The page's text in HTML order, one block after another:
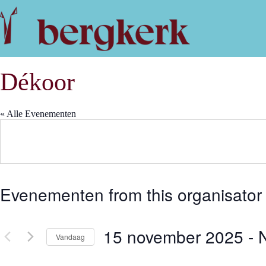
naar
de
inhoud
Dékoor
« Alle Evenementen
Evenementen from this organisator
Vandaag 15 november 2025 -